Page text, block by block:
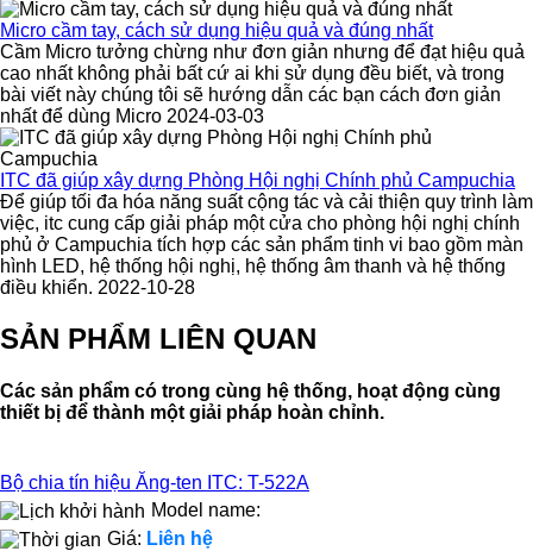
Micro cầm tay, cách sử dụng hiệu quả và đúng nhất
Cầm Micro tưởng chừng như đơn giản nhưng để đạt hiệu quả
cao nhất không phải bất cứ ai khi sử dụng đều biết, và trong
bài viết này chúng tôi sẽ hướng dẫn các bạn cách đơn giản
nhất để dùng Micro 2024-03-03
ITC đã giúp xây dựng Phòng Hội nghị Chính phủ Campuchia
Để giúp tối đa hóa năng suất cộng tác và cải thiện quy trình làm
việc, itc cung cấp giải pháp một cửa cho phòng hội nghị chính
phủ ở Campuchia tích hợp các sản phẩm tinh vi bao gồm màn
hình LED, hệ thống hội nghị, hệ thống âm thanh và hệ thống
điều khiển. 2022-10-28
SẢN PHẨM LIÊN QUAN
Các sản phẩm có trong cùng hệ thống, hoạt động cùng
thiết bị để thành một giải pháp hoàn chỉnh.
Bộ chia tín hiệu Ăng-ten ITC: T-522A
Model name:
Giá: Liên hệ